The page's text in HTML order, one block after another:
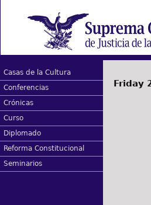
Casas de la Cultura
Conferencias
Crónicas
Curso
Diplomado
Reforma Constitucional
Seminarios
Friday